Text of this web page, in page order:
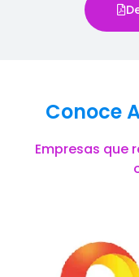
Conoce
Empresas que